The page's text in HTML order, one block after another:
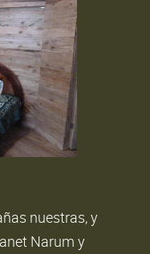
nuestras, y
Narum y